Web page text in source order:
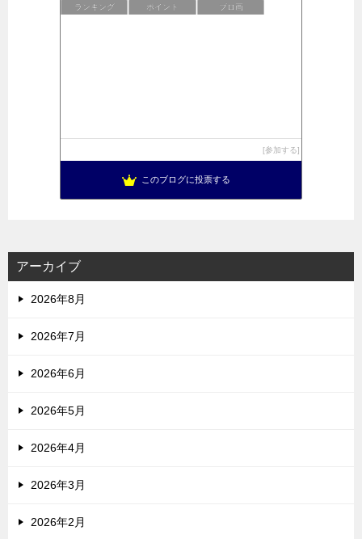
ランキング ポイント ブロ画
参加する
このブログに投票する
アーカイブ
2026年8月
2026年7月
2026年6月
2026年5月
2026年4月
2026年3月
2026年2月